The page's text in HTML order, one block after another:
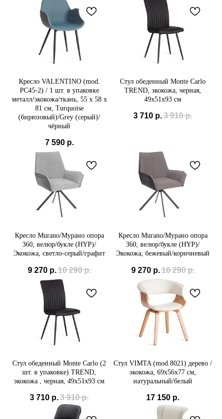
Кресло VALENTINO (mod.
PC45-2) / 1 шт. в упаковке
металл/экокожа/ткань, 55 х 58 х
81 см, Turquoise
(бирюзовый)/Grey (серый)/
чёрный
7 590 р.
Стул обеденный Monte Carlo
TREND, экокожа, черная,
49х51х93 см
3 710 р.3 910 р.
Кресло Murano/Мурано опора
360, велюр/букле (HYP)/
Экокожа, светло-серый/графит
9 270 р.10 290 р.
Кресло Murano/Мурано опора
360, велюр/букле (HYP)/
Экокожа, бежевый/коричневый
9 270 р.10 290 р.
Стул обеденный Monte Carlo (2
шт. в упаковке) TREND,
экокожа , черная, 49х51х93 см
3 710 р.3 910 р.
Стул VIMTA (mod.8021) дерево /
экокожа, 69х56х77 см,
натуральный/белый
17 150 р.